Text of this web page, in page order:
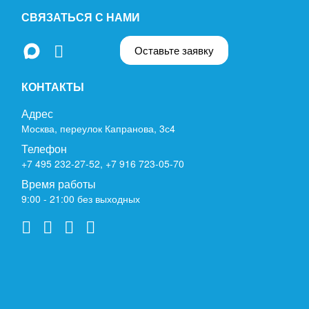
СВЯЗАТЬСЯ С НАМИ
Оставьте заявку
КОНТАКТЫ
Адрес
Москва, переулок Капранова, 3с4
Телефон
+7 495 232-27-52, +7 916 723-05-70
Время работы
9:00 - 21:00 без выходных